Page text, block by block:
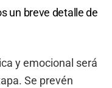
un breve detalle de
y emocional será
Se prevén